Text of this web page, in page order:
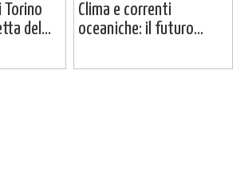
Torino
del...
Clima e correnti
oceaniche: il futuro...